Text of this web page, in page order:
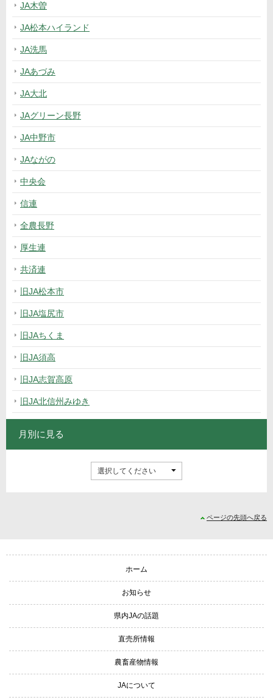
JA木曽
JA松本ハイランド
JA洗馬
JAあづみ
JA大北
JAグリーン長野
JA中野市
JAながの
中央会
信連
全農長野
厚生連
共済連
旧JA松本市
旧JA塩尻市
旧JAちくま
旧JA須高
旧JA志賀高原
旧JA北信州みゆき
月別に見る
サイトナビゲーション
ホーム
お知らせ
県内JAの話題
直売所情報
農畜産物情報
JAについて
ページの先頭へ戻る